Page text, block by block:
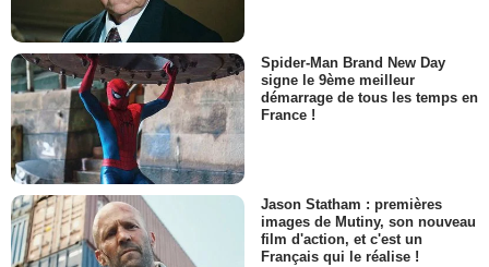
Spider-Man Brand New Day
signe le 9ème meilleur
démarrage de tous les temps en
France !
Jason Statham : premières
images de Mutiny, son nouveau
film d'action, et c'est un
Français qui le réalise !